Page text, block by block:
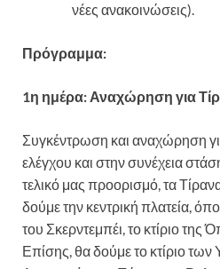
νέες ανακοινώσεις).
Πρόγραμμα:
1η ημέρα: Αναχώρηση για
Συγκέντρωση και αναχώρηση
ελέγχου και στην συνέχεια
τελικό μας προορισμό, τα
δούμε την κεντρική πλατεία,
του Σκερντεμπέι, το κτίριο της
Επίσης, θα δούμε το κτίριο